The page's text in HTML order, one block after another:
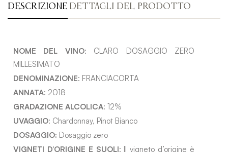
DESCRIZIONE DETTAGLI DEL PRODOTTO
NOME DEL VINO: CLARO DOSAGGIO ZERO
MILLESIMATO
DENOMINAZIONE: FRANCIACORTA
ANNATA: 2018
GRADAZIONE ALCOLICA: 12%
UVAGGIO: Chardonnay, Pinot Bianco
DOSAGGIO: Dosaggio zero
VIGNETI D’ORIGINE E SUOLI: Il vigneto d’origine è